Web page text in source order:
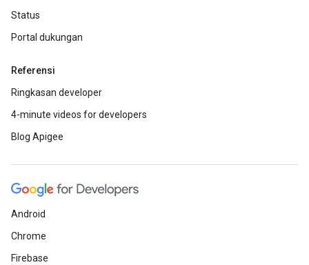
Status
Portal dukungan
Referensi
Ringkasan developer
4-minute videos for developers
Blog Apigee
Android
Chrome
Firebase